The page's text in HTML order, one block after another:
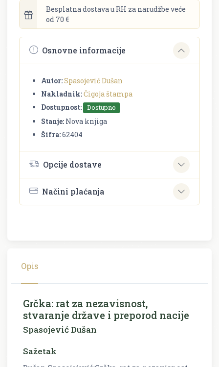
Besplatna dostava u RH za narudžbe veće
od 70 €
Osnovne informacije
Autor:Spasojević Dušan
Nakladnik:Čigoja štampa
Dostupnost:
Dostupno
Stanje: Nova knjiga
Šifra:62404
Opcije dostave
Načini plaćanja
Opis
Grčka: rat za nezavisnost,
stvaranje države i preporod nacije
Spasojević Dušan
Sažetak